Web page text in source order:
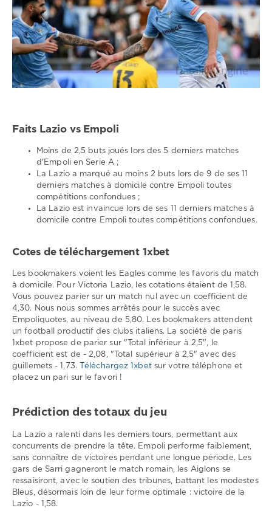
Faits Lazio vs Empoli
Moins de 2,5 buts joués lors des 5 derniers matches
d'Empoli en Serie A ;
La Lazio a marqué au moins 2 buts lors de 9 de ses 11
derniers matches à domicile contre Empoli toutes
compétitions confondues ;
La Lazio est invaincue lors de ses 11 derniers matches à
domicile contre Empoli toutes compétitions confondues.
Cotes de téléchargement 1xbet
Les bookmakers voient les Eagles comme les favoris du match
à domicile. Pour Victoria Lazio, les cotations étaient de 1,58.
Vous pouvez parier sur un match nul avec un coefficient de
4,30. Nous nous sommes arrêtés pour le succès avec
Empoliquotes, au niveau de 5,80. Les bookmakers attendent
un football productif des clubs italiens. La société de paris
1xbet propose de parier sur "Total inférieur à 2,5", le
coefficient est de - 2,08, "Total supérieur à 2,5" avec des
guillemets - 1,73.
Téléchargez 1xbet sur votre téléphone et
placez un pari sur le favori !
Prédiction des totaux du jeu
La Lazio a ralenti dans les derniers tours, permettant aux
concurrents de prendre la tête. Empoli performe faiblement,
sans connaître de victoires pendant une longue période. Les
gars de Sarri gagneront le match romain, les Aiglons se
ressaisiront, avec le soutien des tribunes, battant les modestes
Bleus, désormais loin de leur forme optimale : victoire de la
Lazio - 1,58.